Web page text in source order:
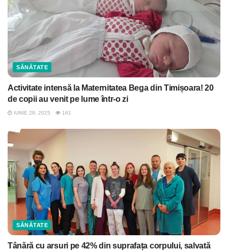
SĂNĂTATE
Activitate intensă la Maternitatea Bega din Timișoara! 20
de copii au venit pe lume într-o zi
IUNIE 28, 2025 161
SĂNĂTATE
Tânără cu arsuri pe 42% din suprafața corpului, salvată